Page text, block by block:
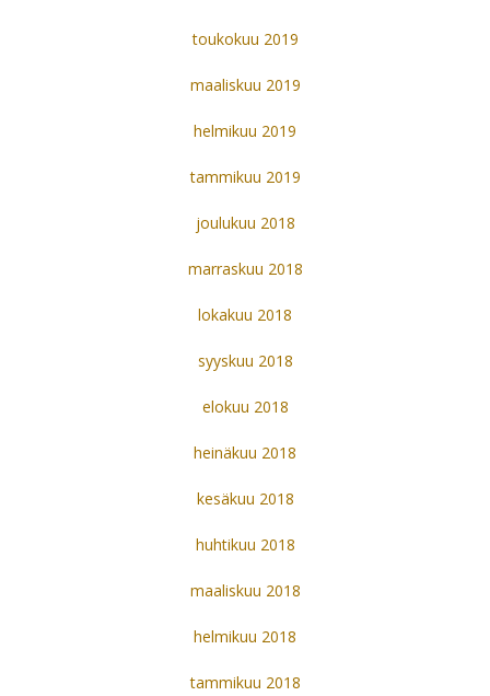
toukokuu 2019
maaliskuu 2019
helmikuu 2019
tammikuu 2019
joulukuu 2018
marraskuu 2018
lokakuu 2018
syyskuu 2018
elokuu 2018
heinäkuu 2018
kesäkuu 2018
huhtikuu 2018
maaliskuu 2018
helmikuu 2018
tammikuu 2018